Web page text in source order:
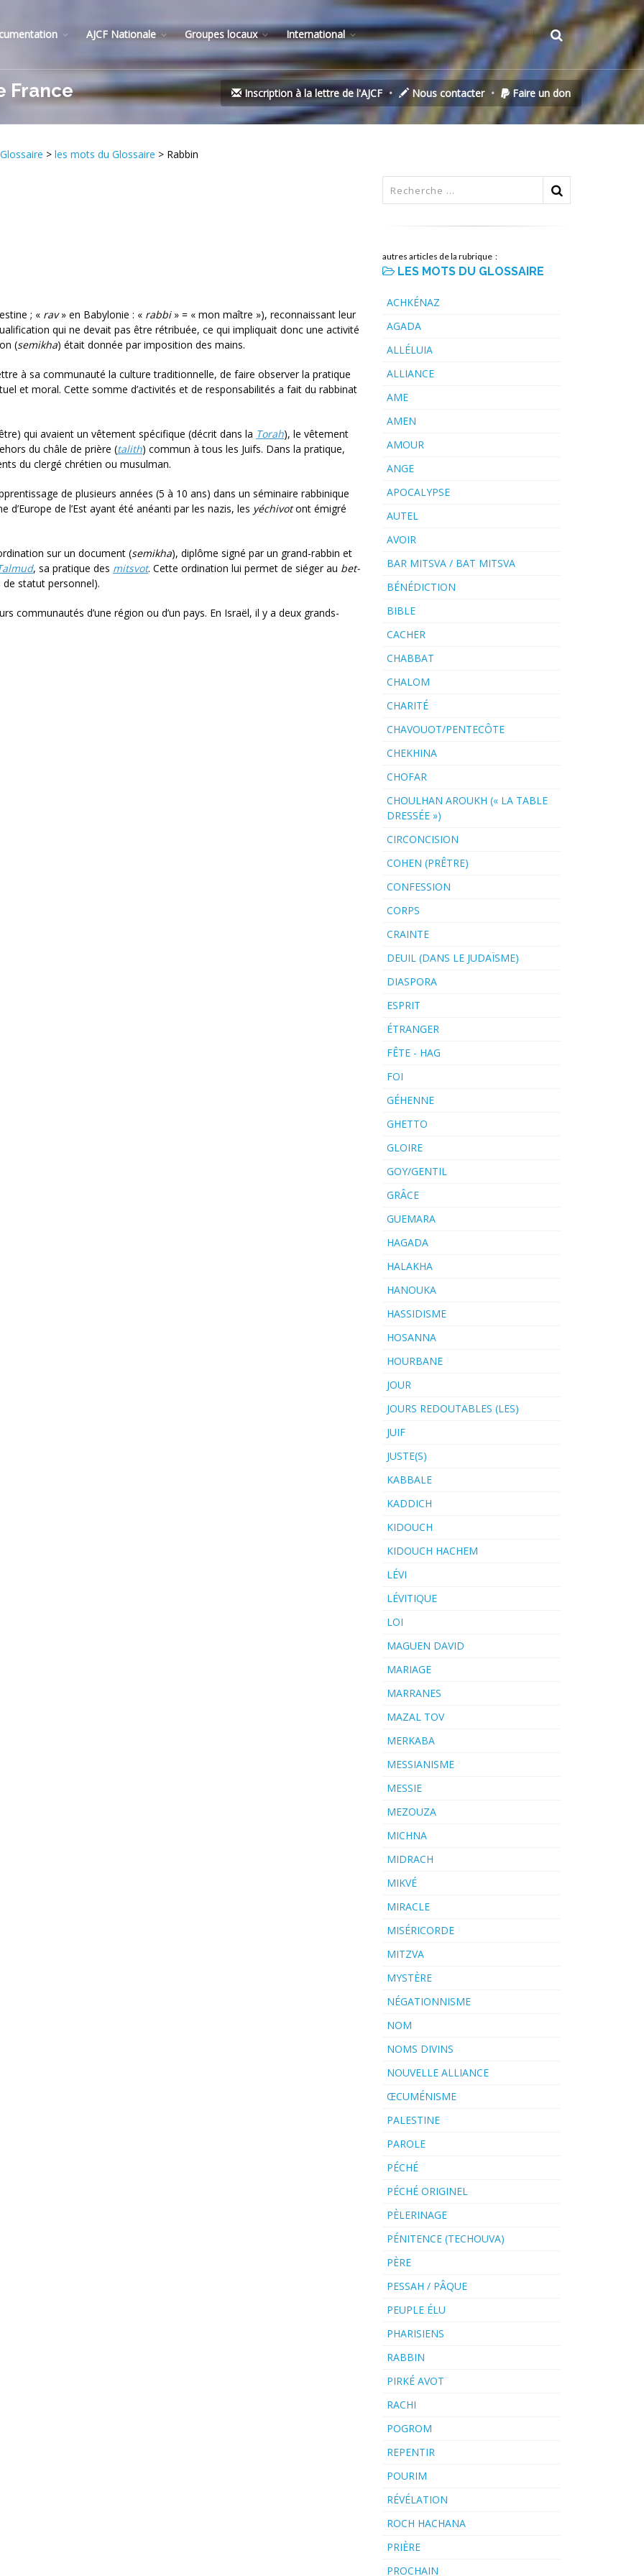
AJCF Nationale Groupes locaux International
France Inscription à la lettre de l'AJCF Nous contacter Faire un don
Glossaire > les mots du Glossaire > Rabbin
; « rav» en Babylonie : « rabbi» = « mon maître »), reconnaissant leur
qui ne devait pas être rétribuée, ce qui impliquait donc une activité
(semikha) était donnée par imposition des mains.
à sa communauté la culture traditionnelle, de faire observer la pratique
et moral. Cette somme d’activités et de responsabilités a fait du rabbinat
qui avaient un vêtement spécifique (décrit dans la Torah), le vêtement
du châle de prière (talith) commun à tous les Juifs. Dans la pratique,
du clergé chrétien ou musulman.
de plusieurs années (5 à 10 ans) dans un séminaire rabbinique
d’Europe de l’Est ayant été anéanti par les nazis, les yéchivotont émigré
sur un document (semikha), diplôme signé par un grand-rabbin et
, sa pratique des mitsvot. Cette ordination lui permet de siéger au bet-
statut personnel).
communautés d’une région ou d’un pays. En Israël, il y a deux grands-
autres articles de la rubrique :
LES MOTS DU GLOSSAIRE
ACHKÉNAZ
AGADA
ALLÉLUIA
ALLIANCE
AME
AMEN
AMOUR
ANGE
APOCALYPSE
AUTEL
AVOIR
BAR MITSVA / BAT MITSVA
BÉNÉDICTION
BIBLE
CACHER
CHABBAT
CHALOM
CHARITÉ
CHAVOUOT/PENTECÔTE
CHEKHINA
CHOFAR
CHOULHAN AROUKH (« LA TABLE
DRESSÉE »)
CIRCONCISION
COHEN (PRÊTRE)
CONFESSION
CORPS
CRAINTE
DEUIL (DANS LE JUDAÏSME)
DIASPORA
ESPRIT
ÉTRANGER
FÊTE - HAG
FOI
GÉHENNE
GHETTO
GLOIRE
GOY/GENTIL
GRÂCE
GUEMARA
HAGADA
HALAKHA
HANOUKA
HASSIDISME
HOSANNA
HOURBANE
JOUR
JOURS REDOUTABLES (LES)
JUIF
JUSTE(S)
KABBALE
KADDICH
KIDOUCH
KIDOUCH HACHEM
LÉVI
LÉVITIQUE
LOI
MAGUEN DAVID
MARIAGE
MARRANES
MAZAL TOV
MERKABA
MESSIANISME
MESSIE
MEZOUZA
MICHNA
MIDRACH
MIKVÉ
MIRACLE
MISÉRICORDE
MITZVA
MYSTÈRE
NÉGATIONNISME
NOM
NOMS DIVINS
NOUVELLE ALLIANCE
ŒCUMÉNISME
PALESTINE
PAROLE
PÉCHÉ
PÉCHÉ ORIGINEL
PÈLERINAGE
PÉNITENCE (TECHOUVA)
PÈRE
PESSAH / PÂQUE
PEUPLE ÉLU
PHARISIENS
RABBIN
PIRKÉ AVOT
RACHI
POGROM
REPENTIR
POURIM
RÉVÉLATION
ROCH HACHANA
PRIÈRE
PROCHAIN